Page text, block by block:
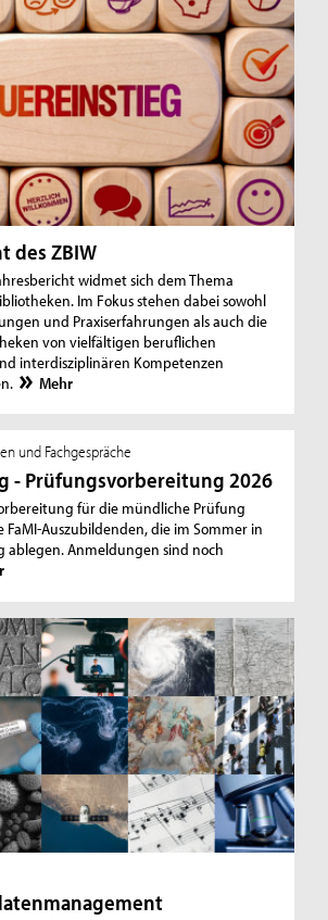
des ZBIW
widmet sich dem Thema
Im Fokus stehen dabei sowohl
und Praxiserfahrungen als auch die
von vielfältigen beruflichen
interdisziplinären Kompetenzen
Mehr
und Fachgespräche
- Prüfungsvorbereitung 2026
für die mündliche Prüfung
FaMI-Auszubildenden, die im Sommer in
ablegen. Anmeldungen sind noch